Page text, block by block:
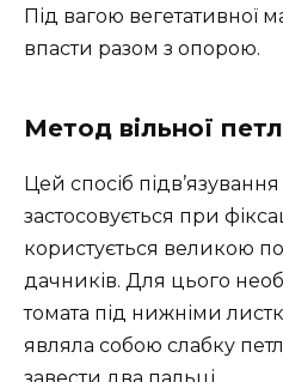
Під вагою вегетативної
впасти разом з опорою.
Метод вільної
Цей спосіб
застосовується при
користується великою
дачників. Для цього
томата під нижніми
являла собою слабку